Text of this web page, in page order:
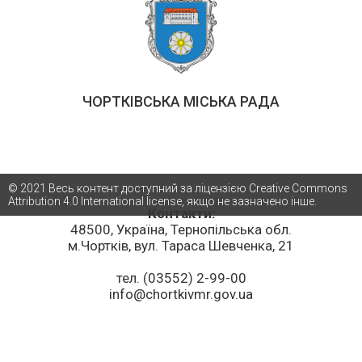
ЧОРТКІВСЬКА МІСЬКА РАДА
Контакти:
48500, Україна, Тернопільська обл.
м.Чортків, вул. Тараса Шевченка, 21
тел. (03552) 2-99-00
info@chortkivmr.gov.ua
© 2021 Весь контент доступний за ліцензією Creative Commons
Attribution 4.0 International license, якщо не зазначено інше.